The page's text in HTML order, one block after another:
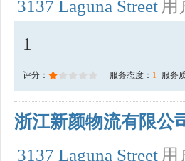
3137 Laguna Street 用
1
评分： 服务态度： 1 服务
浙江新颜物流有限公
3137 Laguna Street 用